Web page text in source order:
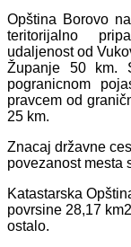
Opština Borovo
teritorijalno
udaljenost od
Županje 50 km.
pogranicnom
pravcem od
25 km.
Znacaj državne
povezanost mesta
Katastarska
povrsine 28,17
ostalo.